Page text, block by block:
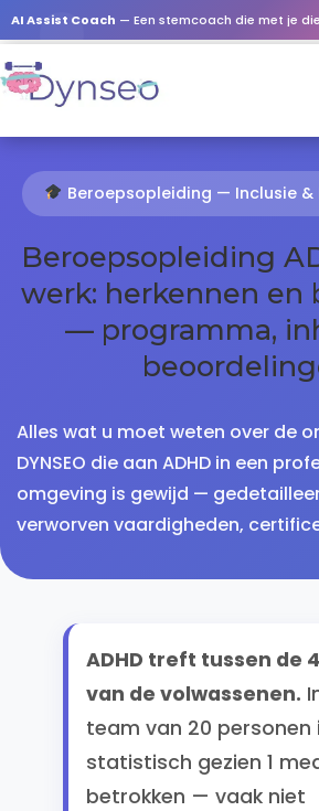
AI Assist Coach — Een stemcoach die met je dierbaren
Beroepsopleiding — Inclusie
Beroepsopleiding
werk: herkennen en
— programma,
Alles wat u moet weten over de
DYNSEO die aan ADHD in een
omgeving is gewijd —
verworven vaardigheden,
ADHD treft tussen de
van de volwassenen.
team van 20 personen
statistisch gezien 1
betrokken — vaak niet